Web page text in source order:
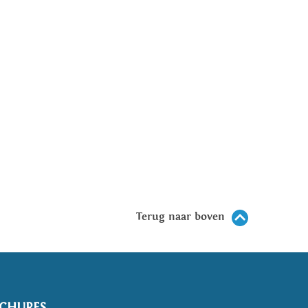
Terug naar boven